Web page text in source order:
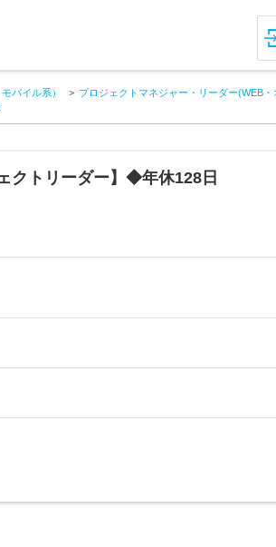
バイル系） プロジェクトマネジャー・リーダー(WEB・
クトリーダー】◆年休128日